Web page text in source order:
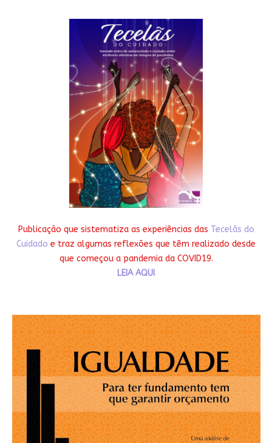
Publicação que sistematiza as experiências das Tecelãs do
Cuidado e traz algumas reflexões que têm realizado desde
que começou a pandemia da COVID19.
LEIA AQUI